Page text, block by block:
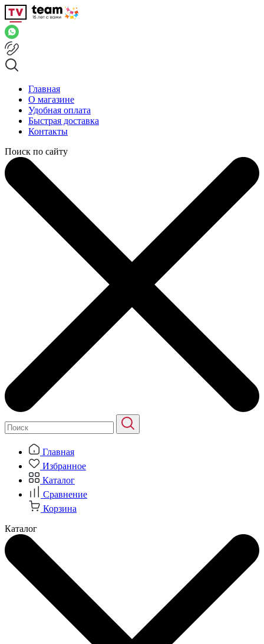
Главная
О магазине
Удобная оплата
Быстрая доставка
Контакты
Поиск по сайту
Главная
Избранное
Каталог
Сравнение
Корзина
Каталог